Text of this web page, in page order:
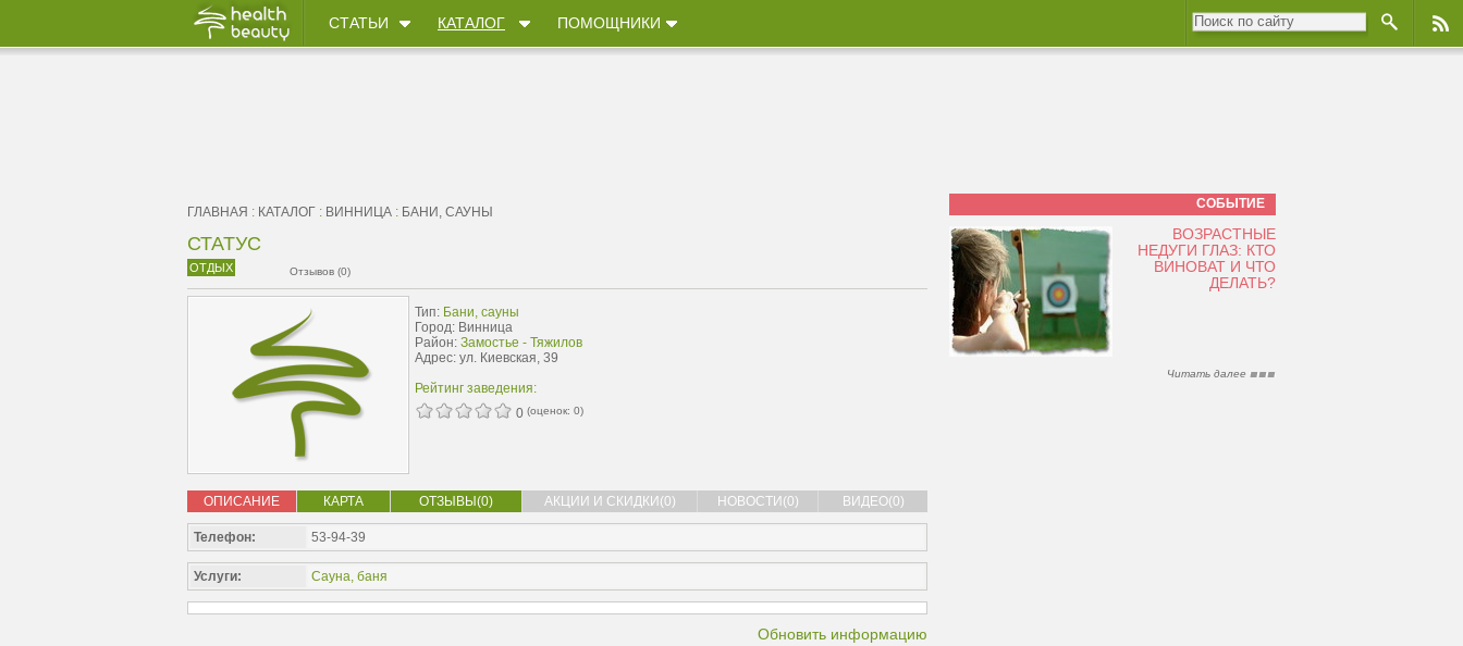
СТАТЬИ КАТАЛОГ ПОМОЩНИКИ
ГЛАВНАЯ : КАТАЛОГ : ВИННИЦА : БАНИ, САУНЫ
СТАТУС
ОТДЫХ Отзывов (0)
Тип: Бани, сауны
Город: Винница
Район: Замостье - Тяжилов
Адрес: ул. Киевская, 39
Рейтинг заведения:
0 (оценок: 0)
ОПИСАНИЕ КАРТА ОТЗЫВЫ(0) АКЦИИ И СКИДКИ(0) НОВОСТИ(0) ВИДЕО(0)
Телефон: 53-94-39
Услуги: Сауна, баня
Обновить информацию
СОБЫТИЕ
ВОЗРАСТНЫЕ
НЕДУГИ ГЛАЗ: КТО
ВИНОВАТ И ЧТО
ДЕЛАТЬ?
Читать далее